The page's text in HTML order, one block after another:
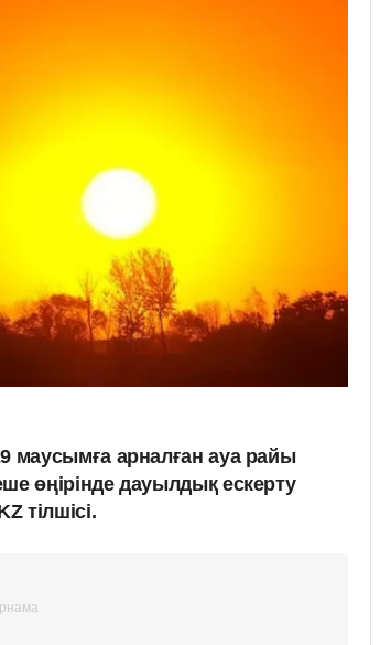
маусымға арналған ауа райы
өңірінде дауылдық ескерту
тілшісі.